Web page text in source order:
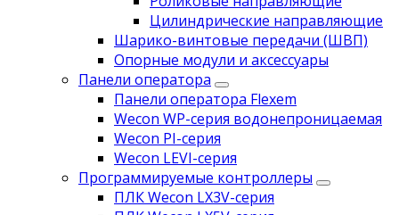
Цилиндрические направляющие
Шарико-винтовые передачи (ШВП)
Опорные модули и аксессуары
Панели оператора
Панели оператора Flexem
Wecon WP-серия водонепроницаемая
Wecon PI-серия
Wecon LEVI-серия
Программируемые контроллеры
ПЛК Wecon LX3V-серия